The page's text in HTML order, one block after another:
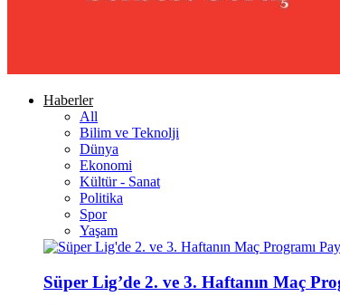
Haberler
All
Bilim ve Teknolji
Dünya
Ekonomi
Kültür - Sanat
Politika
Spor
Yaşam
Süper Lig’de 2. ve 3. Haftanın Maç